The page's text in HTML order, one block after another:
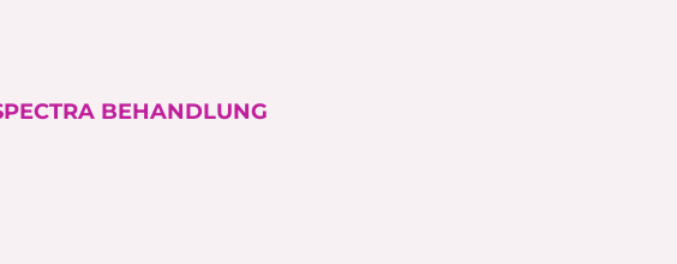
BEHANDLUNG